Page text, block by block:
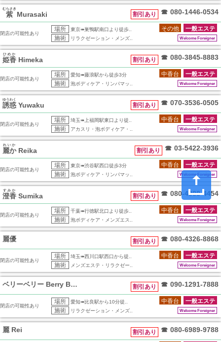
紫
むらさき
Murasaki ☎ 080-1446-0534
割引あり
閉店の可能性あり
場所 東京➠巣鴨駅南口より徒歩..
施術 リラクゼーション・メンズ..
一般エステ
その他
Welcome Foreigner
姫香
ひめか
Himeka ☎ 080-3845-8883
割引あり
閉店の可能性あり
場所 愛知➠藤浪駅から徒歩3分
施術 泡ボディケア・リンパマッ..
一般エステ
中香台
Welcome Foreigner
誘惑
ゆうわく
Yuwaku ☎ 070-3536-0505
割引あり
閉店の可能性あり
場所 埼玉➠上福岡駅東口より徒..
施術 アカスリ・泡ボディケア・..
一般エステ
中香台
Welcome Foreigner
麗か
れいか
Reika ☎ 03-5422-3936
割引あり
閉店の可能性あり
場所 東京➠渋谷駅西口徒歩3分
施術 泡ボディケア・リンパマッ..
一般エステ
中香台
Welcome Foreigner
澄香
すみか
Sumika ☎ 080-4888-4454
割引あり
閉店の可能性あり
場所 千葉➠行徳駅北口より徒歩..
施術 泡ボディケア・メンズエス..
一般エステ
中香台
Welcome Foreigner
麗優 ☎ 080-4326-8868
割引あり
閉店の可能性あり
場所 埼玉➠西川口駅西口から徒..
施術 メンズエステ・リラクゼー..
一般エステ
中香台
Welcome Foreigner
ベリーベリー Berry Berry ☎ 090-1291-7888
割引あり
閉店の可能性あり
場所 愛知➠比良駅から10分徒..
施術 リラクゼーション・メンズ..
一般エステ
中香台
Welcome Foreigner
麗 Rei ☎ 080-6989-9788
割引あり